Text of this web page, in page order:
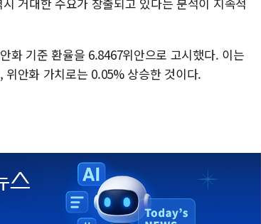
화 기준 환율을 6.8467위안으로 고시했다. 이는
안화 가치로는 0.05% 상승한 것이다.